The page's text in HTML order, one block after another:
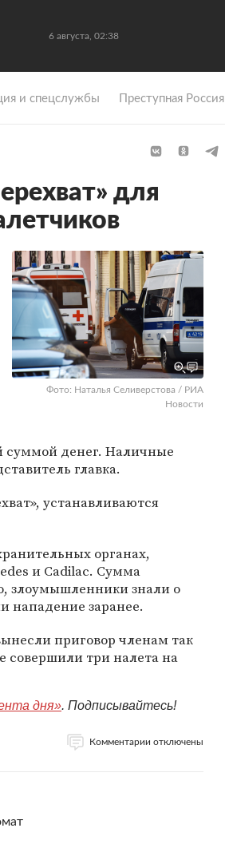
6 августа, 02:38
и спецслужбы Преступная Россия
для
Фото: Наталья Селиверстова / РИА
Новости
суммой денег. Наличные
главка.
устанавливаются
органах,
и Cadilac. Сумма
злоумышленники знали о
нападение заранее.
приговор членам так
совершили три налета на
дня». Подписывайтесь!
Комментарии отключены